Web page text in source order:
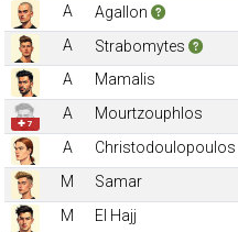
A
Agallon
A
Strabomytes
A
Mamalis
✚ 7
A Mourtzouphlos
A
Christodoulopoulos
M
Samar
M
El Hajj